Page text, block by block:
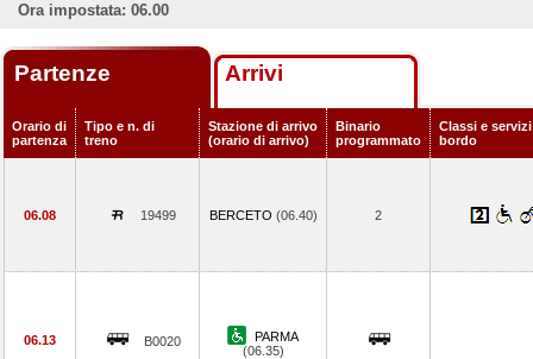
Ora impostata: 06.00
Partenze Arrivi
Orario di
partenza
Tipo e n. di
treno
Stazione di arrivo
(orario di arrivo)
Binario
programmato
Classi e servizi
bordo
06.08 19499 BERCETO (06.40) 2
06.13 B0020
PARMA
(06.35)